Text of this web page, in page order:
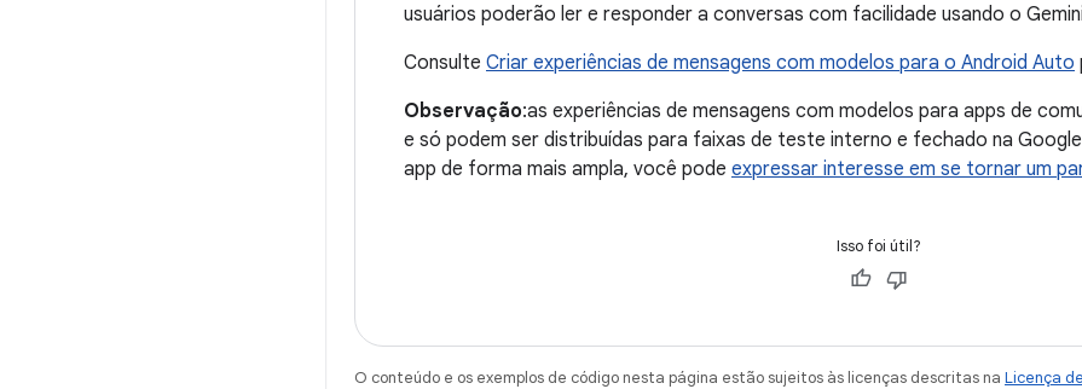
usuários poderão ler e responder a conversas com facilidade usando o
Consulte Criar experiências de mensagens com modelos para o Android Auto
Observação:as experiências de mensagens com modelos para apps de
e só podem ser distribuídas para faixas de teste interno e fechado na
app de forma mais ampla, você pode expressar interesse em se tornar um
Isso foi útil?
O conteúdo e os exemplos de código nesta página estão sujeitos às licenças descritas na Licença